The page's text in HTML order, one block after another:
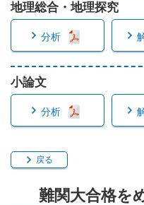
地理総合・地理探究
分析
小論文
分析
戻る
難関大合格を